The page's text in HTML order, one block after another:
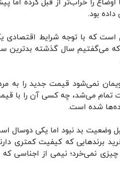
اوضاع را خراب‌تر از قبل کرده اما
بود.
است که با توجه شرایط اقتصادی
می‌گفتیم سال گذشته بدترین
نمی‌شود قیمت جدید را به
تا چند سال پیش به سرعت تمام می‌شد، چه کسی آن را با
قبل وضعیت بد نبود اما یکی دوسال
برندهایی که کیفیت کمتری
نمی‌خرد؛ نیمی از اجناسی که